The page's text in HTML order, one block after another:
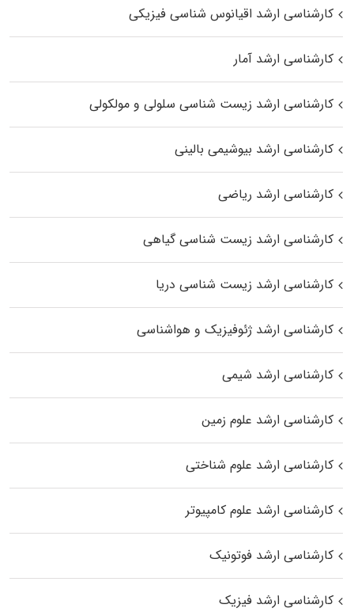
کارشناسی ارشد اقیانوس‌ شناسی فیزیکی
کارشناسی ارشد آمار
کارشناسی ارشد زیست شناسی سلولی و مولکولی
کارشناسی ارشد بیوشیمی بالینی
کارشناسی ارشد ریاضی
کارشناسی ارشد زیست‌ شناسی گیاهی
کارشناسی ارشد زیست‌ شناسی دریا
کارشناسی ارشد ژئوفیزیک و هواشناسی
کارشناسی ارشد شیمی
کارشناسی ارشد علوم زمین
کارشناسی ارشد علوم شناختی
کارشناسی ارشد علوم کامپیوتر
کارشناسی ارشد فوتونیک
کارشناسی ارشد فیزیک